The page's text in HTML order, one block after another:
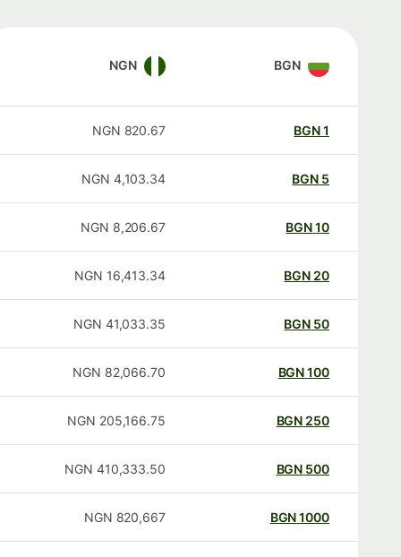
BGN
NGN
BGN
820.67
NGN
BGN
4,103.34
NGN
BGN
8,206.67
NGN
20
BGN
16,413.34
NGN
50
BGN
41,033.35
NGN
100
BGN
82,066.70
NGN
250
BGN
205,166.75
NGN
500
BGN
410,333.50
NGN
1000
BGN
820,667
NGN